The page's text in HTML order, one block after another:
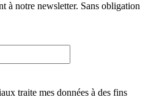
à notre newsletter. Sans obligation
traite mes données à des fins